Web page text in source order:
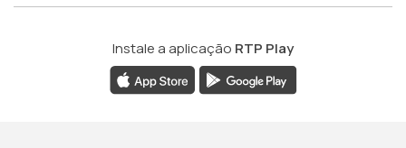
Instale a aplicação RTP Play